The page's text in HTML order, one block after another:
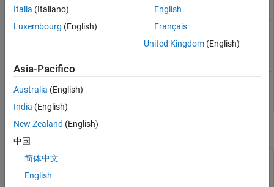
resets
comm.RaisedCosineTransmitFilter
Apply pulse shaping by
interpolating signal
using raised-cosine FIR
Ideal
Pulse Filter
Italia (Italiano)
Luxembourg (English)
English
Français
United Kingdom(English)
Asia-Pacifico
Australia (English)
India (English)
New Zealand (English)
中国
简体中文
English